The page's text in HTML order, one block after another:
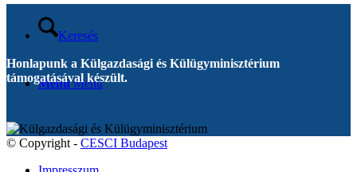
Keresés
Menu Menu
Honlapunk a Külgazdasági és Külügyminisztérium
támogatásával készült.
© Copyright - CESCI Budapest